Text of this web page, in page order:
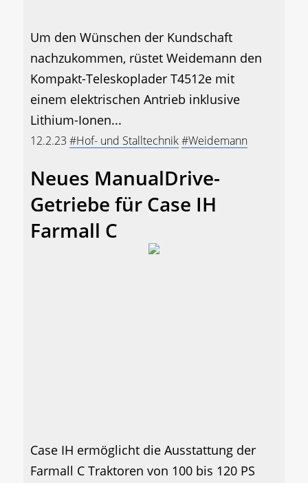
Um den Wünschen der Kundschaft
nachzukommen, rüstet Weidemann den
Kompakt-Teleskoplader T4512e mit
einem elektrischen Antrieb inklusive
Lithium-Ionen...
12.2.23 #Hof- und Stalltechnik#Weidemann
Neues ManualDrive-
Getriebe für Case IH
Farmall C
Case IH ermöglicht die Ausstattung der
Farmall C Traktoren von 100 bis 120 PS